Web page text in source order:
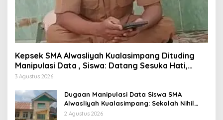
Kepsek SMA Alwasliyah Kualasimpang Dituding
Manipulasi Data , Siswa: Datang Sesuka Hati,
Dana MBG Disalurkan ke Guru & Pesantren
3 Agustus 2026
Dugaan Manipulasi Data Siswa SMA
Alwasliyah Kualasimpang: Sekolah Nihil
Murid Tapi Terima Dana BOS & Paket
2 Agustus 2026